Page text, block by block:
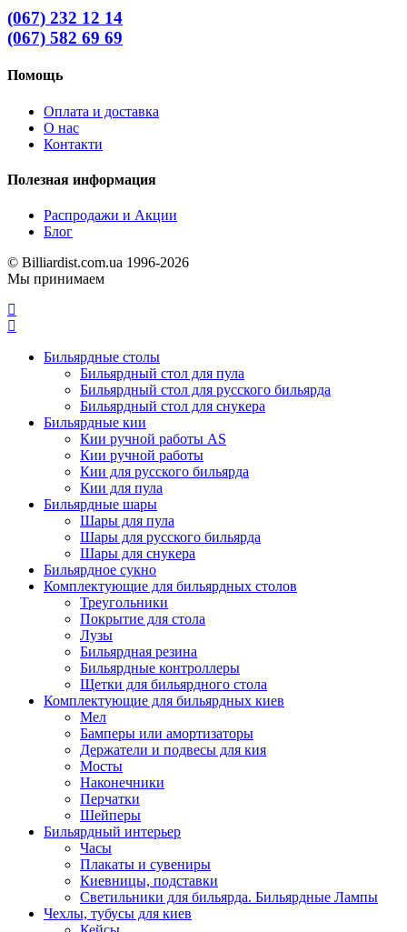
(067) 232 12 14
(067) 582 69 69
Помощь
Оплата и доставка
О нас
Контакти
Полезная информация
Распродажи и Акции
Блог
© Billiardist.com.ua 1996-2026
Мы принимаем
Бильярдные столы
Бильярдный стол для пула
Бильярдный стол для русского бильярда
Бильярдный стол для снукера
Бильярдные кии
Кии ручной работы AS
Кии ручной работы
Кии для русского бильярда
Кии для пула
Бильярдные шары
Шары для пула
Шары для русского бильярда
Шары для снукера
Бильярдное сукно
Комплектующие для бильярдных столов
Треугольники
Покрытие для стола
Лузы
Бильярдная резина
Бильярдные контроллеры
Щетки для бильярдного стола
Комплектующие для бильярдных киев
Мел
Бамперы или амортизаторы
Держатели и подвесы для кия
Мосты
Наконечники
Перчатки
Шейперы
Бильярдный интерьер
Часы
Плакаты и сувениры
Киевницы, подставки
Светильники для бильярда. Бильярдные Лампы
Чехлы, тубусы для киев